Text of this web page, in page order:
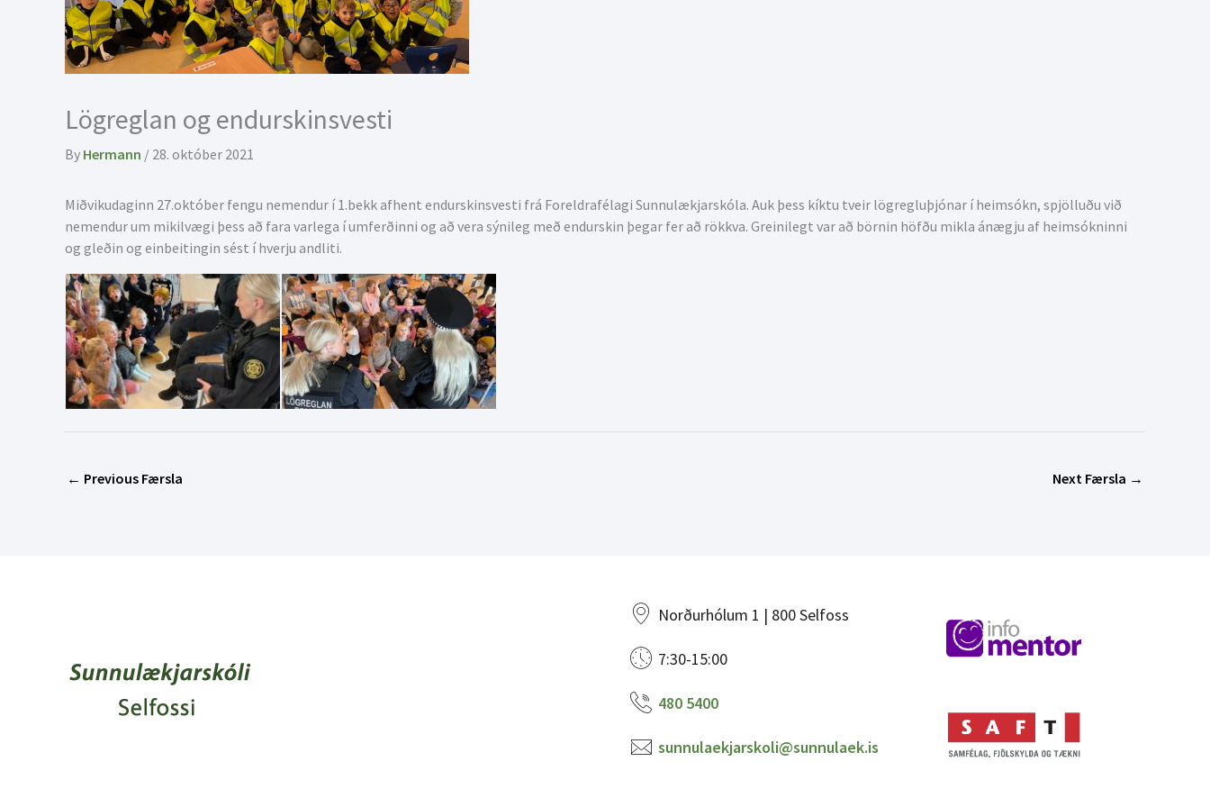
Lögreglan og endurskinsvesti
By Hermann / 28. október 2021
Miðvikudaginn 27.október fengu nemendur í 1.bekk afhent endurskinsvesti frá Foreldrafélagi Sunnulækjarskóla. Auk þess kíktu tveir lögregluþjónar í heimsókn, spjölluðu við
nemendur um mikilvægi þess að fara varlega í umferðinni og að vera sýnileg með endurskin þegar fer að rökkva. Greinilegt var að börnin höfðu mikla ánægju af heimsókninni
og gleðin og einbeitingin sést í hverju andliti.
← Previous Færsla Next Færsla →
Norðurhólum 1 | 800 Selfoss
7:30-15:00
480 5400
sunnulaekjarskoli@sunnulaek.is